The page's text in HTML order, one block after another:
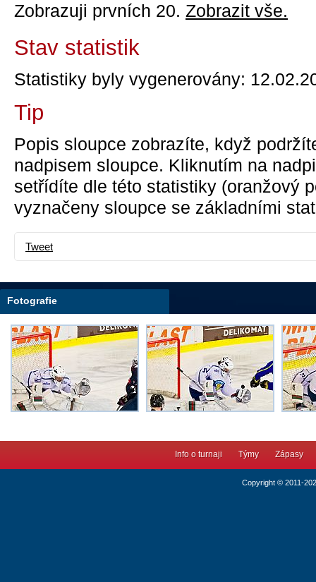
Zobrazuji prvních 20. Zobrazit vše.
Stav statistik
Statistiky byly vygenerovány:
Tip
Popis sloupce zobrazíte, když
nadpisem sloupce. Kliknutím na
setřídíte dle této statistiky (oranžový
vyznačeny sloupce se základními
Tweet
Fotografie
Info o turnaji Týmy Zápasy
Copyright © 2011-